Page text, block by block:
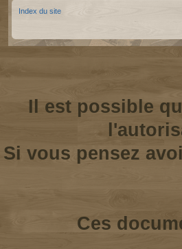
Index du site
Il est possible
Si vous pensez
Ces